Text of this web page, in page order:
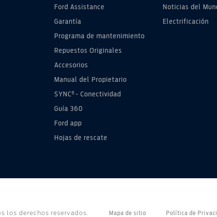
Perú SRL sugiere a la red de concesionarios, siendo
precio final y las condiciones de pago con el concesionario
Ford Assistance
Garantía
Programa de mantenimiento
Repuestos Originales
Accesorios
Manual del Propietario
SYNC®- Conectividad
Guía 360
Ford app
Hojas de rescate
Noticias del
Electrificación
los derechos reservados. Mapa de sitio Política de